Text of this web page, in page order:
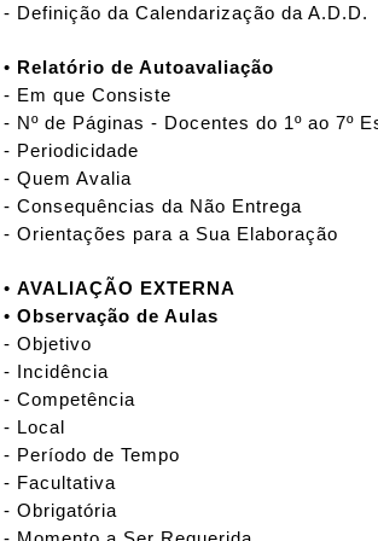
- Definição da Calendarização da A.D.D.
• Relatório de Autoavaliação
- Em que Consiste
- Nº de Páginas - Docentes do 1º ao 7º
- Periodicidade
- Quem Avalia
- Consequências da Não Entrega
- Orientações para a Sua Elaboração
•AVALIAÇÃO EXTERNA
• Observação de Aulas
- Objetivo
- Incidência
- Competência
- Local
- Período de Tempo
- Facultativa
- Obrigatória